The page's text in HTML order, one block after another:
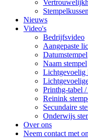
Nieuws
Video's
Bedrijfsvideo
Aangepaste
Datumstempel
Naam stempel
Lichtgevoelig
Printhg-tabel
Reinink
Secundaire
Onderwijs
Over ons
Neem contact met